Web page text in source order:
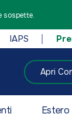
sospette.
IAPS
Apri
Estero